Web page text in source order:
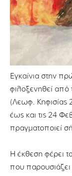
Εγκαίνια στην
φιλοξενηθεί από
(Λεωφ. Κηφισίας
έως και τις 24
πραγματοποιεί
Η έκθεση φέρει
που